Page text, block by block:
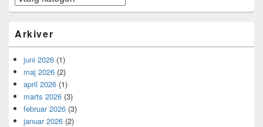
Arkiver
juni 2026 (1)
maj 2026 (2)
april 2026 (1)
marts 2026 (3)
februar 2026 (3)
januar 2026 (2)